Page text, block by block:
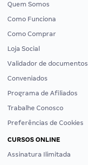
Quem Somos
Como Funciona
Como Comprar
Loja Social
Validador de documentos
Conveniados
Programa de Afiliados
Trabalhe Conosco
Preferências de Cookies
CURSOS ONLINE
Assinatura Ilimitada